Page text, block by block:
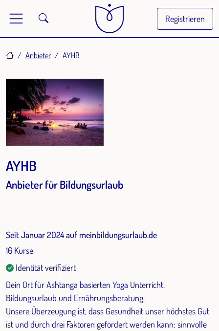
Registrieren
HomeAnbieter AYHB
AYHB
Anbieter für Bildungsurlaub
Dein Ort für Ashtanga basierten Yoga Unterricht,
Bildungsurlaub und Ernährungsberatung.
Unsere Überzeugung ist, dass Gesundheit unser höchstes Gut
ist und durch drei Faktoren gefördert werden kann: sinnvolle
Seit Januar 2024 auf meinbildungsurlaub.de
16 Kurse
Identität verifiziert